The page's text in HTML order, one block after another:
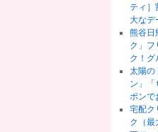
ティ］
大なデ
熊谷日
ク」フ
ク！グ
太陽の
ン」「
ポンで
宅配ク
ク（最